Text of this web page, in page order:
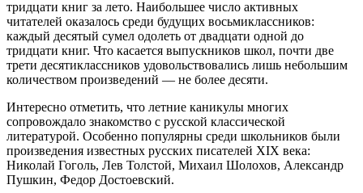
тридцати книг за лето. Наибольшее число активных
читателей оказалось среди будущих восьмиклассников:
каждый десятый сумел одолеть от двадцати одной до
тридцати книг. Что касается выпускников школ, почти две
трети десятиклассников удовольствовались лишь небольшим
количеством произведений — не более десяти.
Интересно отметить, что летние каникулы многих
сопровождало знакомство с русской классической
литературой. Особенно популярны среди школьников были
произведения известных русских писателей XIX века:
Николай Гоголь, Лев Толстой, Михаил Шолохов, Александр
Пушкин, Федор Достоевский.